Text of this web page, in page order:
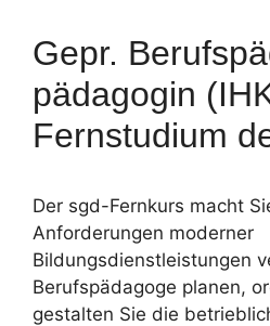
Gepr.
pädagogin
Fernstudium
Der sgd-Fernkurs macht
Anforderungen moderner
Bildungsdienstleistungen
Berufspädagoge planen,
gestalten Sie die